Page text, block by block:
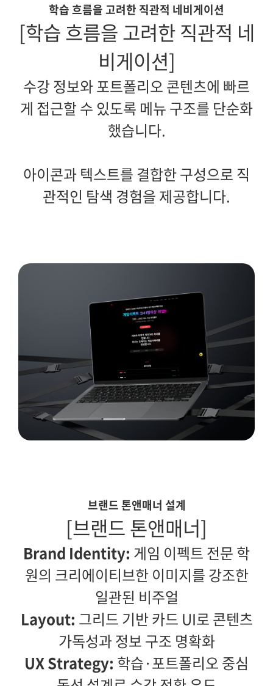
학습 흐름을 고려한 직관적 네비게이션
[학습 흐름을 고려한 직관적 네
비게이션]
수강 정보와 포트폴리오 콘텐츠에 빠르
게 접근할 수 있도록 메뉴 구조를 단순화
했습니다.
아이콘과 텍스트를 결합한 구성으로 직
관적인 탐색 경험을 제공합니다.
브랜드 톤앤매너 설계
[브랜드 톤앤매너]
Brand Identity: 게임 이펙트 전문 학
원의 크리에이티브한 이미지를 강조한
일관된 비주얼
Layout: 그리드 기반 카드 UI로 콘텐츠
가독성과 정보 구조 명확화
UX Strategy: 학습·포트폴리오 중심